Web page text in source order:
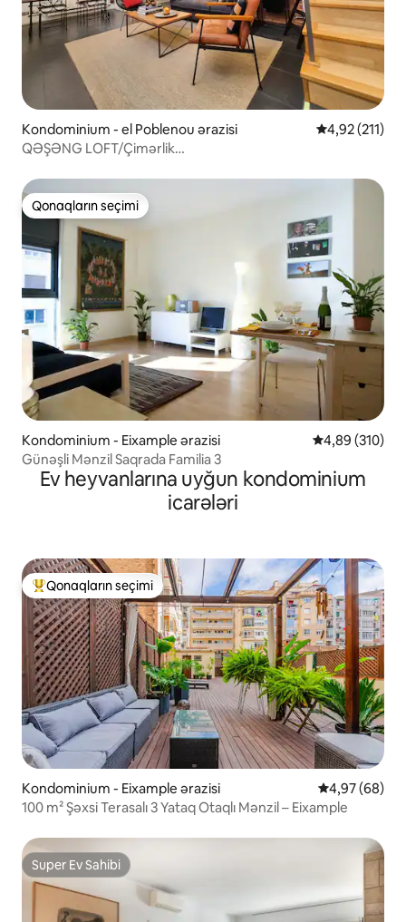
Kondominium - el Poblenou ərazisi Ortalama
4,92 (211)
QƏŞƏNG LOFT/Çimərlik
Qonaqların seçimi
Qonaqların seçimi
Kondominium - Eixample ərazisi Ortalama
4,89 (310)
Günəşli Mənzil Saqrada Familia 3
Ev heyvanlarına uyğun kondominium
icarələri
Populyar "Qonaqların seçimi"
Qonaqların seçimi
Kondominium - Eixample ərazisi Ortalama
4,97 (68)
100 m² Şəxsi Terasalı 3 Yataq Otaqlı Mənzil – Eixample
Super Ev Sahibi
Super Ev Sahibi